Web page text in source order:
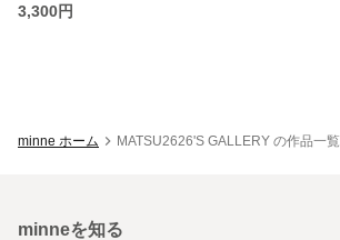
3,300円
minne ホーム MATSU2626'S GALLERY の作品一覧
minneを知る